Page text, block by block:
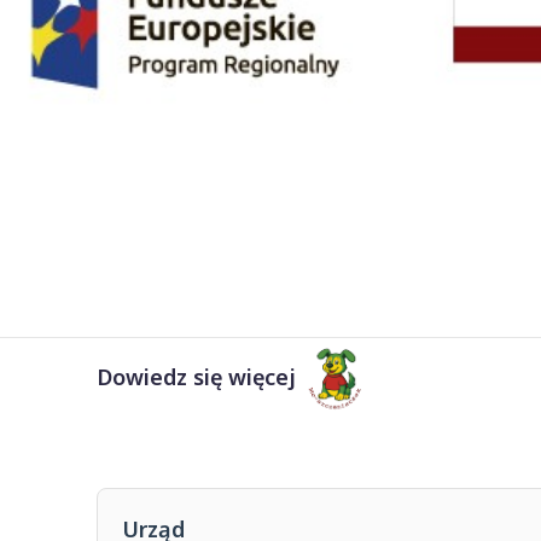
Dowiedz się więcej
Urząd